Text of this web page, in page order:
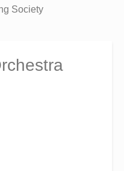
Society